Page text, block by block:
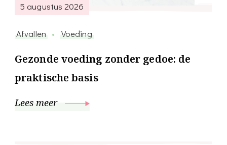
5 augustus 2026
Afvallen Voeding
Gezonde voeding zonder gedoe: de
praktische basis
Lees meer